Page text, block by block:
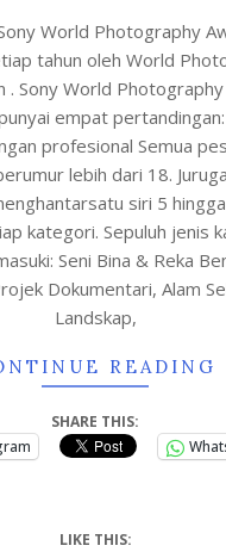
World Photography
tahun oleh World
. Sony World
empat pertandingan:
profesional Semua
lebih dari 18.
siri 5
kategori. Sepuluh jenis
Seni Bina & Reka
Dokumentari, Alam
Landskap,
READING
SHARE THIS:
LIKE THIS: